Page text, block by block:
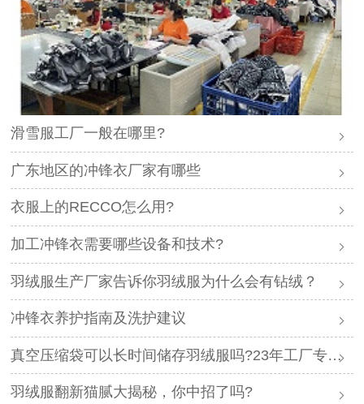
滑雪服工厂一般在哪里?
广东地区的冲锋衣厂家有哪些
衣服上的RECCO怎么用?
加工冲锋衣需要哪些设备和技术?
羽绒服生产厂家告诉你羽绒服为什么会有钻绒？
冲锋衣养护指南及洗护建议
真空压缩袋可以长时间储存羽绒服吗?23年工厂专业解答
羽绒服翻新猫腻大揭秘，你中招了吗?